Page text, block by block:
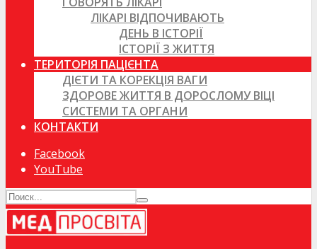
ЛІКАРІ ВІДПОЧИВАЮТЬ
ДЕНЬ В ІСТОРІЇ
ІСТОРІЇ З ЖИТТЯ
ТЕРИТОРІЯ ПАЦІЄНТА
ДІЄТИ ТА КОРЕКЦІЯ ВАГИ
ЗДОРОВЕ ЖИТТЯ В ДОРОСЛОМУ ВІЦІ
СИСТЕМИ ТА ОРГАНИ
КОНТАКТИ
Facebook
YouTube